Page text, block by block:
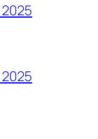
2025